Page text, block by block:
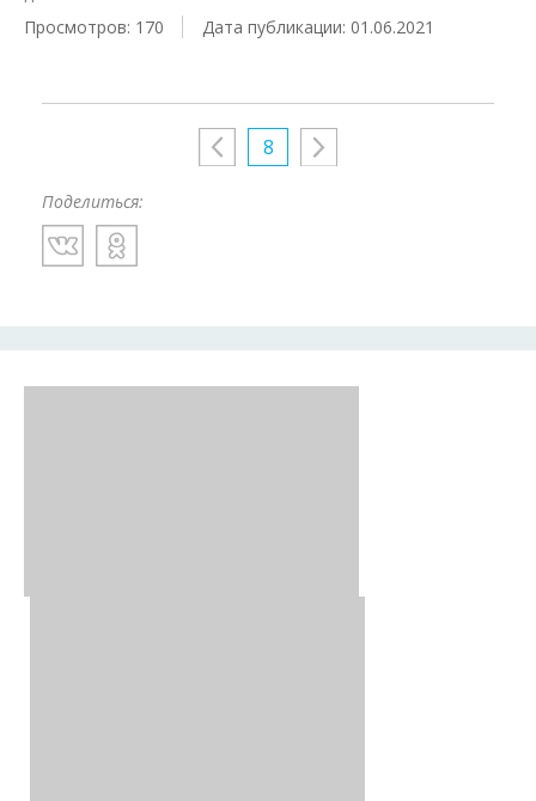
Просмотров: 170
Дата публикации: 01.06.2021
8
Поделиться: